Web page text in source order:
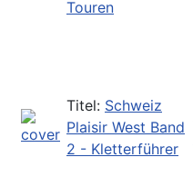
Touren
Titel: Schweiz
Plaisir West Band
2 - Kletterführer